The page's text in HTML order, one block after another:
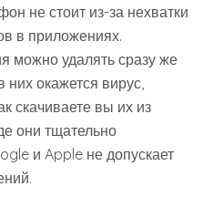
не стоит из-за нехватки
в приложениях.
можно удалять сразу же
окажется вирус,
скачиваете вы их из
они тщательно
и Apple не допускает